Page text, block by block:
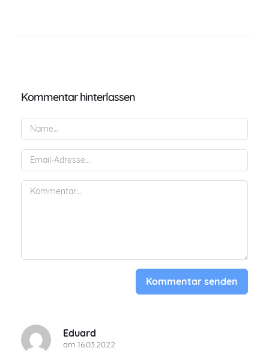
Kommentar hinterlassen
Kommentar senden
Eduard
am 16.03.2022